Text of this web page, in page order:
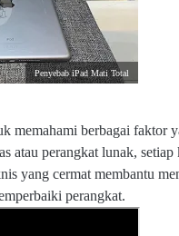
Penyebab iPad Mati Total
memahami berbagai faktor
atau perangkat lunak,
yang cermat membantu
perangkat.